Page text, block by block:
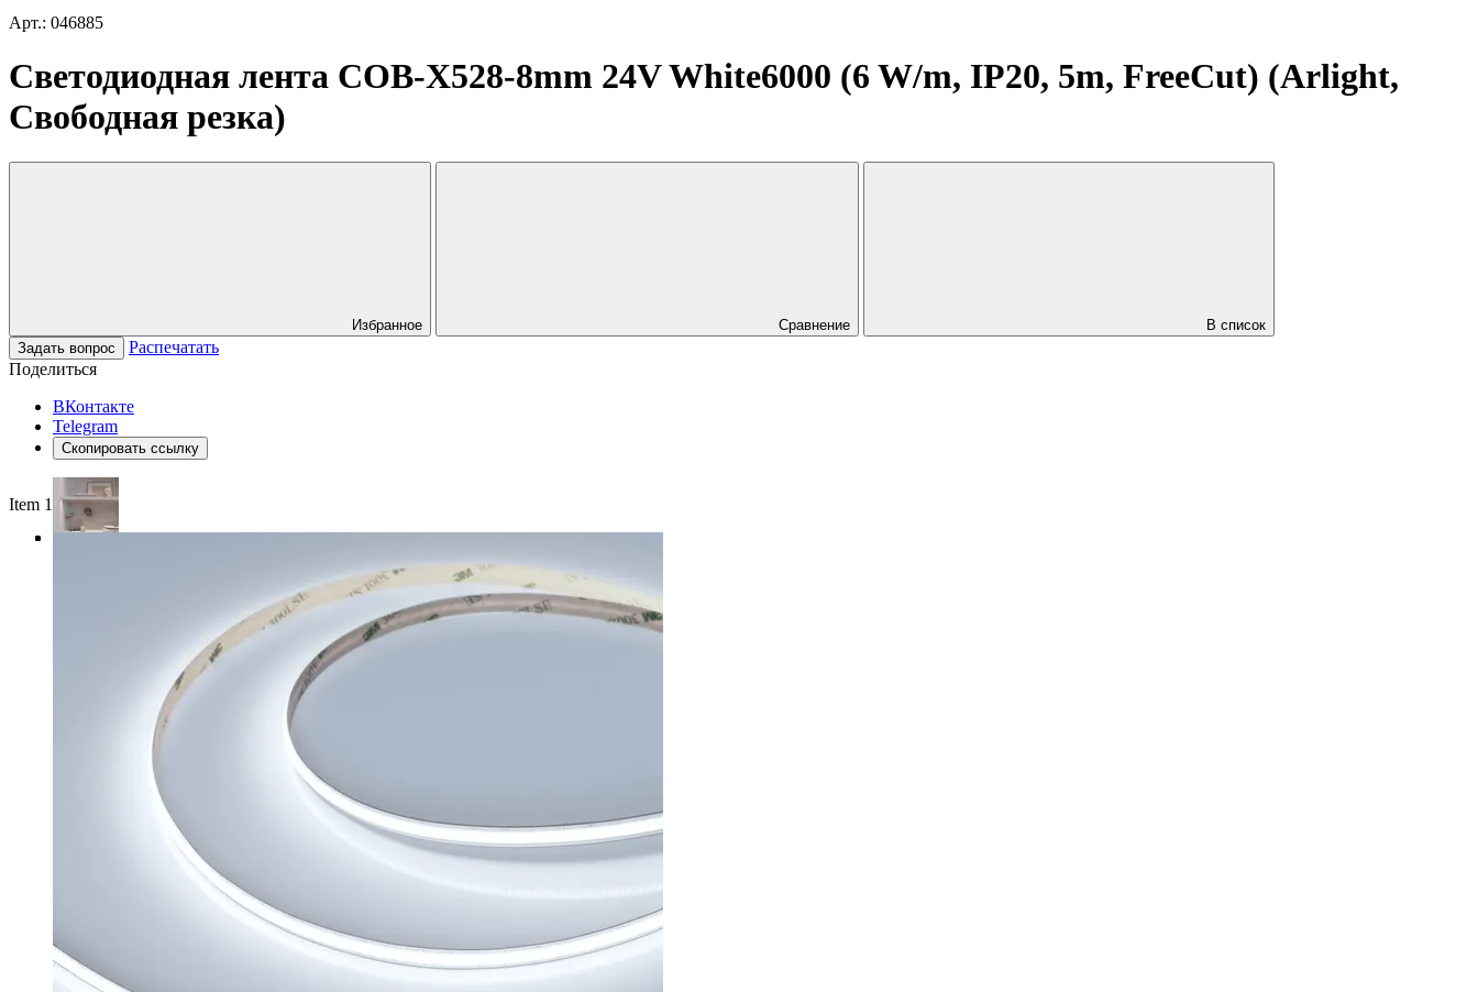
Арт.: 046885
Светодиодная лента COB-X528-8mm 24V White6000 (6 W/m, IP20, 5m, FreeCut) (Arlight,
Свободная резка)
Избранное Сравнение
В список
Задать вопрос
Распечатать
Поделиться
ВКонтакте
Telegram
Скопировать ссылку
Item 1 of 4